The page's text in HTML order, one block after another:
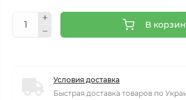
В
Условия доставка
Быстрая доставка товаров по